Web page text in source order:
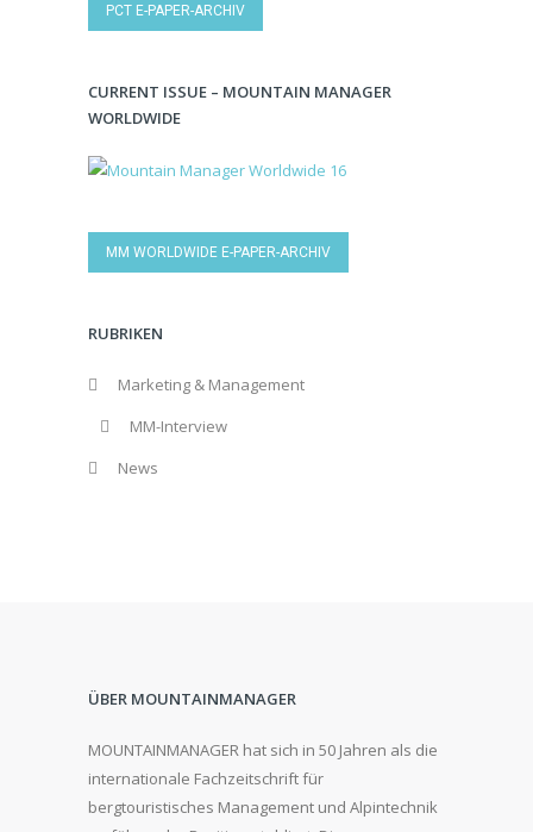
PCT E-PAPER-ARCHIV
CURRENT ISSUE – MOUNTAIN MANAGER
WORLDWIDE
MM WORLDWIDE E-PAPER-ARCHIV
RUBRIKEN
Marketing & Management
MM-Interview
News
ÜBER MOUNTAINMANAGER
MOUNTAINMANAGER hat sich in 50 Jahren als die
internationale Fachzeitschrift für
bergtouristisches Management und Alpintechnik